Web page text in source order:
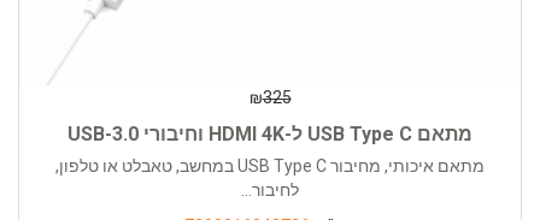
₪325
מתאם USB Type C ל-HDMI 4K וחיבורי USB-3.0
מתאם איכותי, מחיבור USB Type C במחשב, טאבלט או טלפון,
לחיבור...